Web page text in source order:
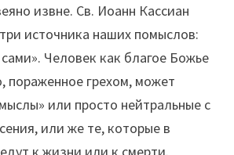
извне. Св. Иоанн Кассиан
источника наших помыслов:
Человек как благое Божье
пораженное грехом, может
или просто нейтральные с
или же те, которые в
к жизни или к смерти.